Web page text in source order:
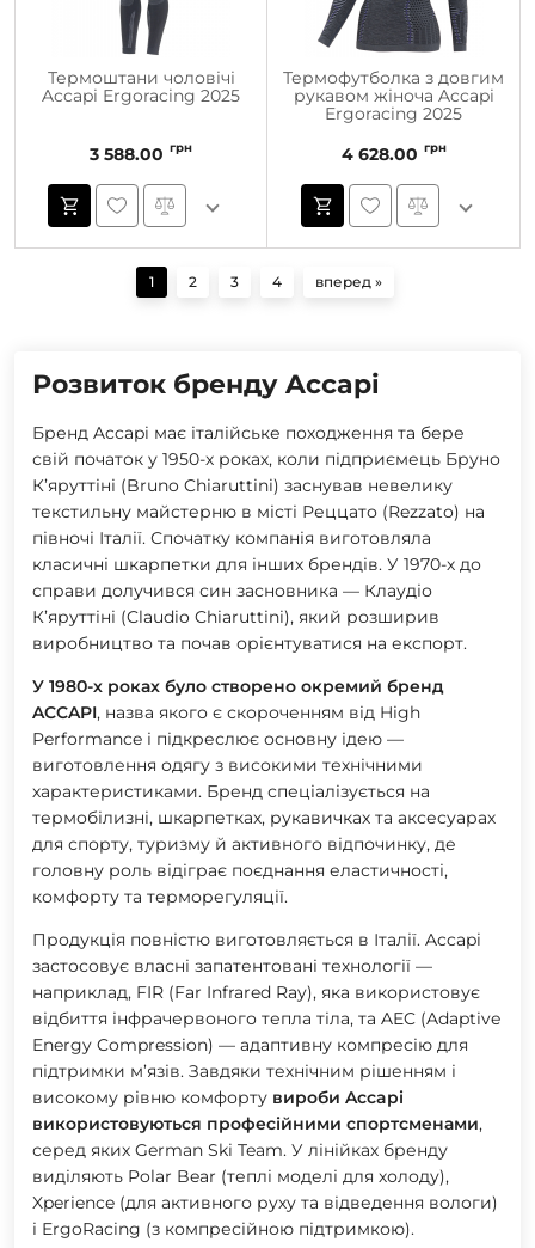
Термоштани чоловічі
Accapi Ergoracing 2025
3 588.00 грн
Термофутболка з довгим
рукавом жіноча Accapi
Ergoracing 2025
4 628.00 грн
1 2 3 4 вперед »
Розвиток бренду Accapi
Бренд Accapi має італійське походження та бере
свій початок у 1950-х роках, коли підприємець Бруно
К’яруттіні (Bruno Chiaruttini) заснував невелику
текстильну майстерню в місті Реццато (Rezzato) на
півночі Італії. Спочатку компанія виготовляла
класичні шкарпетки для інших брендів. У 1970-х до
справи долучився син засновника — Клаудіо
К’яруттіні (Claudio Chiaruttini), який розширив
виробництво та почав орієнтуватися на експорт.
У 1980-х роках було створено окремий бренд
ACCAPI, назва якого є скороченням від High
Performance і підкреслює основну ідею —
виготовлення одягу з високими технічними
характеристиками. Бренд спеціалізується на
термобілизні, шкарпетках, рукавичках та аксесуарах
для спорту, туризму й активного відпочинку, де
головну роль відіграє поєднання еластичності,
комфорту та терморегуляції.
Продукція повністю виготовляється в Італії. Accapi
застосовує власні запатентовані технології —
наприклад, FIR (Far Infrared Ray), яка використовує
відбиття інфрачервоного тепла тіла, та AEC (Adaptive
Energy Compression) — адаптивну компресію для
підтримки м’язів. Завдяки технічним рішенням і
високому рівню комфорту вироби Accapi
використовуються професійними спортсменами,
серед яких German Ski Team. У лінійках бренду
виділяють Polar Bear (теплі моделі для холоду),
Xperience (для активного руху та відведення вологи)
і ErgoRacing (з компресійною підтримкою).